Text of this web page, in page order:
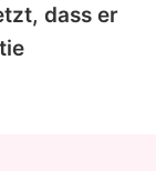
dass er